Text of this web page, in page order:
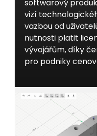
softwarový
vizí
vazbou od
nutnosti platit
vývojářům, díky
pro podniky